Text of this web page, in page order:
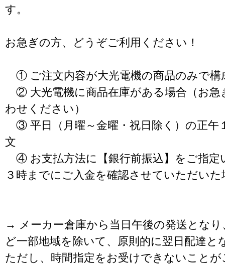
す。
お急ぎの方、どうぞご利用ください！
① ご注文内容が大光電機の商品のみで構
② 大光電機に商品在庫がある場合（お急
わせください）
③ 平日（月曜～金曜・祝日除く）の正午
文
④ お支払方法に【銀行前振込】をご指定
３時までにご入金を確認させていただいた
→ メーカー倉庫から当日午後の発送となり
ど一部地域を除いて、原則的に翌日配達と
ただし、時間指定をお受けできないこと